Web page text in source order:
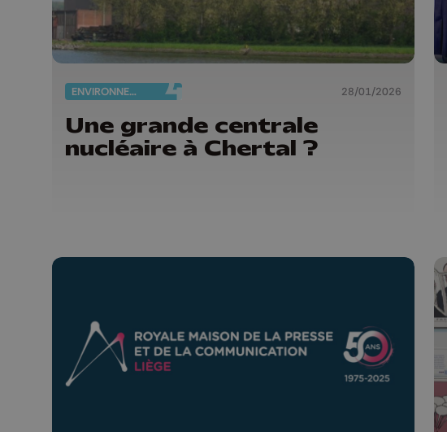
ENVIRONNEMENT 28/01/2026
Une grande centrale
nucléaire à Chertal ?